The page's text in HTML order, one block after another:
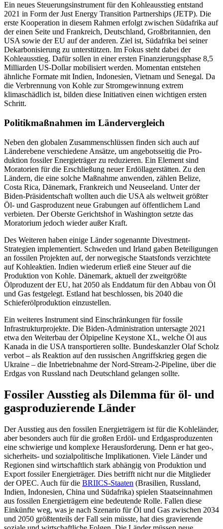
Ein neues Steuerungsinstrument für den Kohleausstieg entstand
2021 in Form der Just Energy Transition Partnerships (JETP). Die
erste Kooperation in diesem Rahmen erfolgt zwischen Südafrika auf
der einen Seite und Frankreich, Deutschland, Groß­britannien, den
USA sowie der EU auf der anderen. Ziel ist, Südafrika bei seiner
Dekarbonisierung zu unterstützen. Im Fokus steht dabei der
Kohleausstieg. Dafür sollen in einer ersten Finanzierungsphase 8,5
Milliarden US-Dollar mobilisiert wer­den. Momentan entstehen
ähnliche For­mate mit Indien, Indonesien, Vietnam und Senegal. Da
die Verbrennung von Kohle zur Stromgewinnung extrem
klimaschädlich ist, bilden diese Initiativen einen wichtigen ersten
Schritt.
Politikmaßnahmen im Ländervergleich
Neben den globalen Zusammenschlüssen finden sich auch auf
Länderebene verschie­dene Ansätze, um angebotsseitig die Pro­
duktion fossiler Energieträger zu reduzie­ren. Ein Element sind
Moratorien für die Erschließung neuer Erdöllagerstätten. Zu den
Ländern, die eine solche Maßnahme anwenden, zählen Belize,
Costa Rica, Däne­mark, Frankreich und Neuseeland. Unter der
Biden-Präsidentschaft wollten auch die USA als weltweit größter
Öl- und Gasprodu­zent neue Grabungen auf öffentlichem Land
verbieten. Der Oberste Gerichtshof in Washington setzte das
Moratorium jedoch wieder außer Kraft.
Des Weiteren haben einige Länder so­genannte Divestment-
Strategien implemen­tiert. Schweden und Irland gaben Beteili­gungen
an fossilen Projekten auf, der nor­we­gische Staatsfonds verzichtete
auf Kohle­aktien. Indien wiederum erließ eine Steuer auf die
Produktion von Kohle. Dänemark, aktuell der zweitgrößte
Ölproduzent der EU, hat 2050 als Enddatum für den Abbau von Öl
und Gas festgelegt. Estland hat be­schlossen, bis 2040 die
Schieferölproduk­tion einzustellen.
Ein weiteres Instrument sind Einschrän­kungen für fossile
Infrastrukturprojekte. Die Biden-Administration untersagte 2021
etwa den Weiterbau der Ölpipeline Key­stone XL, welche Öl aus
Kanada in die USA transportieren sollte. Bundeskanzler Olaf Scholz
verbot – als Reaktion auf den russi­schen Angriffskrieg gegen die
Ukraine – die Inbetriebnahme der Nord-Stream-2-Pipe­line, über die
Erdgas von Russland nach Deutschland gelangen sollte.
Fossiler Ausstieg als Dilemma für öl- und
gasproduzierende Länder
Der Ausstieg aus den fossilen Energieträ­gern ist für die Kohleländer,
aber besonders auch für die großen Erdöl- und Erdgas­produzenten
eine schwierige und komplexe Herausforderung. Denn er hat geo-,
sicher­heits- und sozialpolitische Implikationen. Viele Länder und
Regionen sind wirtschaft­lich stark abhängig von Produktion und
Export fossiler Energieträger. Dies betrifft nicht nur die Mitglieder
der OPEC. Auch für die BRIICS-Staaten (Brasilien, Russland,
Indien, Indonesien, China und Südafrika) spielen Staatseinnahmen
aus fossilen Ener­gieträgern eine bedeutende Rolle. Fallen diese
Einkünfte weg, was je nach Szenario für Öl und Gas zwischen 2034
und 2050 größtenteils der Fall sein müsste, hat dies gravierende